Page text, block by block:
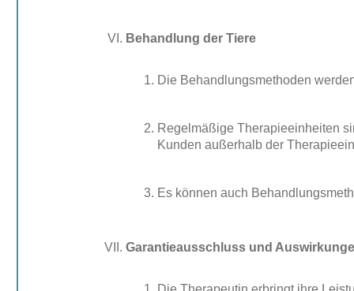
Behandlung der Tiere
Die Behandlungsmethoden
Regelmäßige Therapieeinheiten
Kunden außerhalb der
Es können auch
Garantieausschluss und